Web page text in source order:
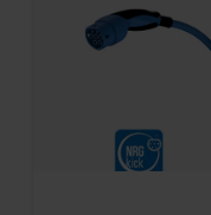
unserer
Impressum